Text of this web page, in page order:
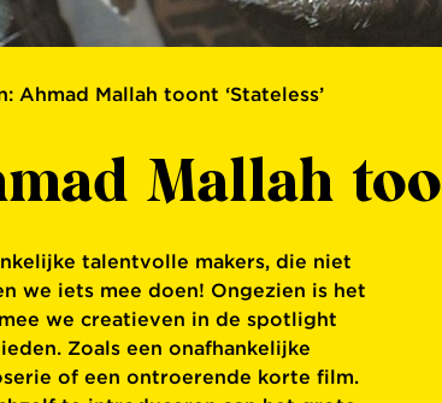
Ahmad Mallah toont ‘Stateless’
Mallah
talentvolle makers, die niet
we iets mee doen! Ongezien is het
we creatieven in de spotlight
Zoals een onafhankelijke
of een ontroerende korte film.